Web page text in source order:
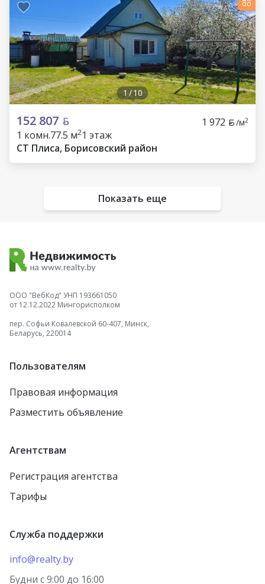
1/10
152 807 1 972 /м2
1 комн.77.5 м21 этаж
СТ Плиса, Борисовский район
Показать еще
ООО "ВебКод" УНП 193661050
от 12.12.2022 Мингорисполком
пер. Софьи Ковалевской 60-407, Минск,
Беларусь, 220014
Пользователям
Правовая информация
Разместить объявление
Агентствам
Регистрация агентства
Тарифы
Служба поддержки
info@realty.by
Будни с 9:00 до 16:00